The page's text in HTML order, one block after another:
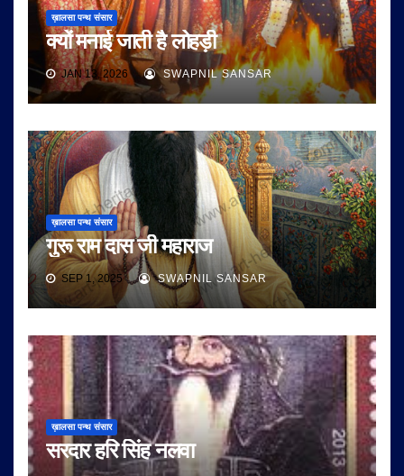
ख़ालसा पन्थ संसार
क्यों मनाई जाती है लोहड़ी
JAN 13, 2026 SWAPNIL SANSAR
ख़ालसा पन्थ संसार
गुरू राम दास जी महाराज
SEP 1, 2025 SWAPNIL SANSAR
ख़ालसा पन्थ संसार
सरदार हरि सिंह नलवा